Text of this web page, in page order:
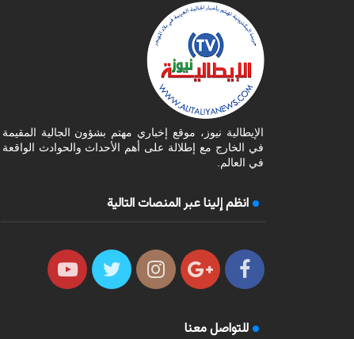
الإيطالية نيوز، موقع إخباري مهتم بشؤون الجالية المقيمة
في الخارج مع إطلالة على أهم الأحداث والحوادث الواقعة
في العالم.
انظم إلينا عبر المنصات التالية
للتواصل معنا